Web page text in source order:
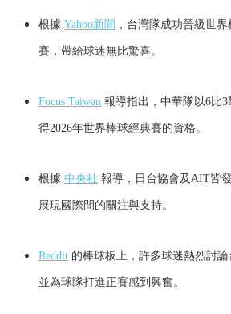
根據 Yahoo新聞 ，台灣隊成功晉級世
賽，帶給球迷無比驚喜。
Focus Taiwan 報導指出，中華隊以6比
得2026年世界棒球經典賽的資格。
根據 中央社 報導，日台協會及AIT皆
展現國際間的關注與支持。
Reddit 的棒球板上，許多球迷熱烈討論
並為球隊打進正賽感到興奮。